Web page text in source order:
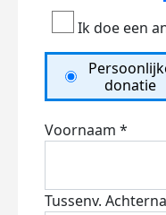
Ik doe een
donatie
Voornaam *
Tussenv.